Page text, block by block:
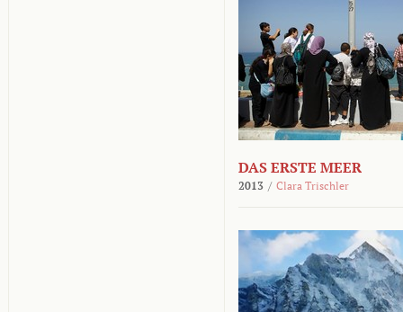
DAS ERSTE MEER
2013 / Clara Trischler